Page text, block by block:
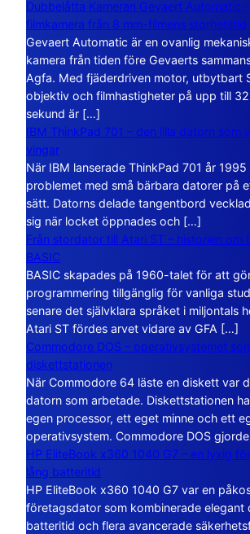
Dubbelåtta Kameran Gevaert Automatic
filmkamera från 8 mm-filmens storhetstid
Gevaert Automatic är en ovanlig
kamera från tiden före Gevaerts
Agfa. Med fjäderdriven motor, utbytbart
objektiv och filmhastigheter på upp till
sekund är […]
IBM ThinkPad 701 – den lilla datorn som
vingar
När IBM lanserade ThinkPad 701 år
problemet med små bärbara datorer på
sätt. Datorns delade tangentbord
sig när locket öppnades och […]
Från stordator till Atari ST – historien om
BASIC
BASIC skapades på 1960-talet för att
programmering tillgänglig för vanliga
senare det självklara språket i miljontals
Atari ST fördes arvet vidare av GFA […]
Commodore DOS – operativsystemet
diskettstationen
När Commodore 64 läste en diskett var
datorn som arbetade. Diskettstationen
egen processor, ett eget minne och ett
operativsystem. Commodore DOS
HP EliteBook x360 1040 G7 – en lyxig
lång batteritid
HP EliteBook x360 1040 G7 var en
företagsdator som kombinerade elegant
batteritid och flera avancerade